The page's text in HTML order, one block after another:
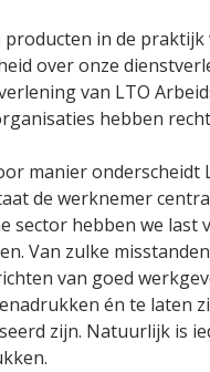
producten in de
over onze
van LTO
hebben
manier onderscheidt
de werknemer
sector hebben we last
Van zulke
van goed
én te laten
zijn. Natuurlijk is